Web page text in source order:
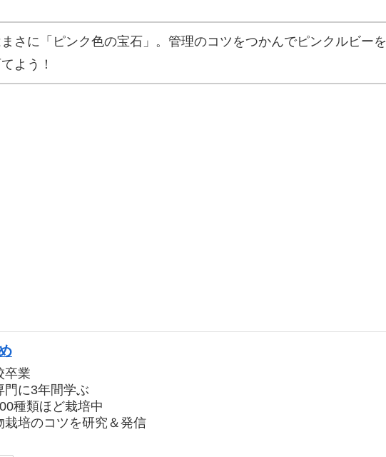
さに「ピンク色の宝石」。管理のコツをつかんでピンクルビーを
よう！
卒業
門に3年間学ぶ
種類ほど栽培中
栽培のコツを研究＆発信